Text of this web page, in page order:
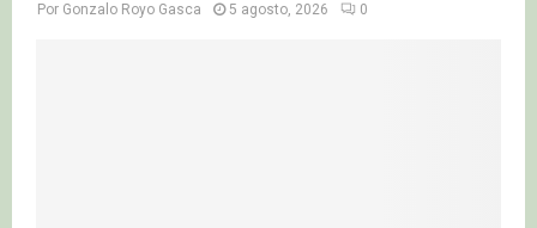
Por Gonzalo Royo Gasca 5 agosto, 2026 0